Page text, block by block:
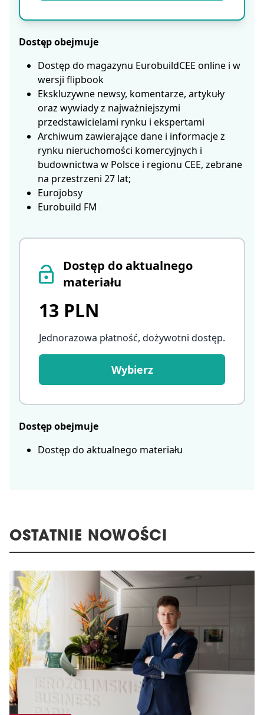
Dostęp do aktualnego
materiału
13 PLN
Jednorazowa płatność, dożywotni dostęp.
Wybierz
Dostęp obejmuje
Dostęp do aktualnego materiału
Dostęp obejmuje
Dostęp do magazynu EurobuildCEE online i w
wersji flipbook
Ekskluzywne newsy, komentarze, artykuły
oraz wywiady z najważniejszymi
przedstawicielami rynku i ekspertami
Archiwum zawierające dane i informacje z
rynku nieruchomości komercyjnych i
budownictwa w Polsce i regionu CEE, zebrane
na przestrzeni 27 lat;
Eurojobsy
Eurobuild FM
OSTATNIE NOWOŚCI